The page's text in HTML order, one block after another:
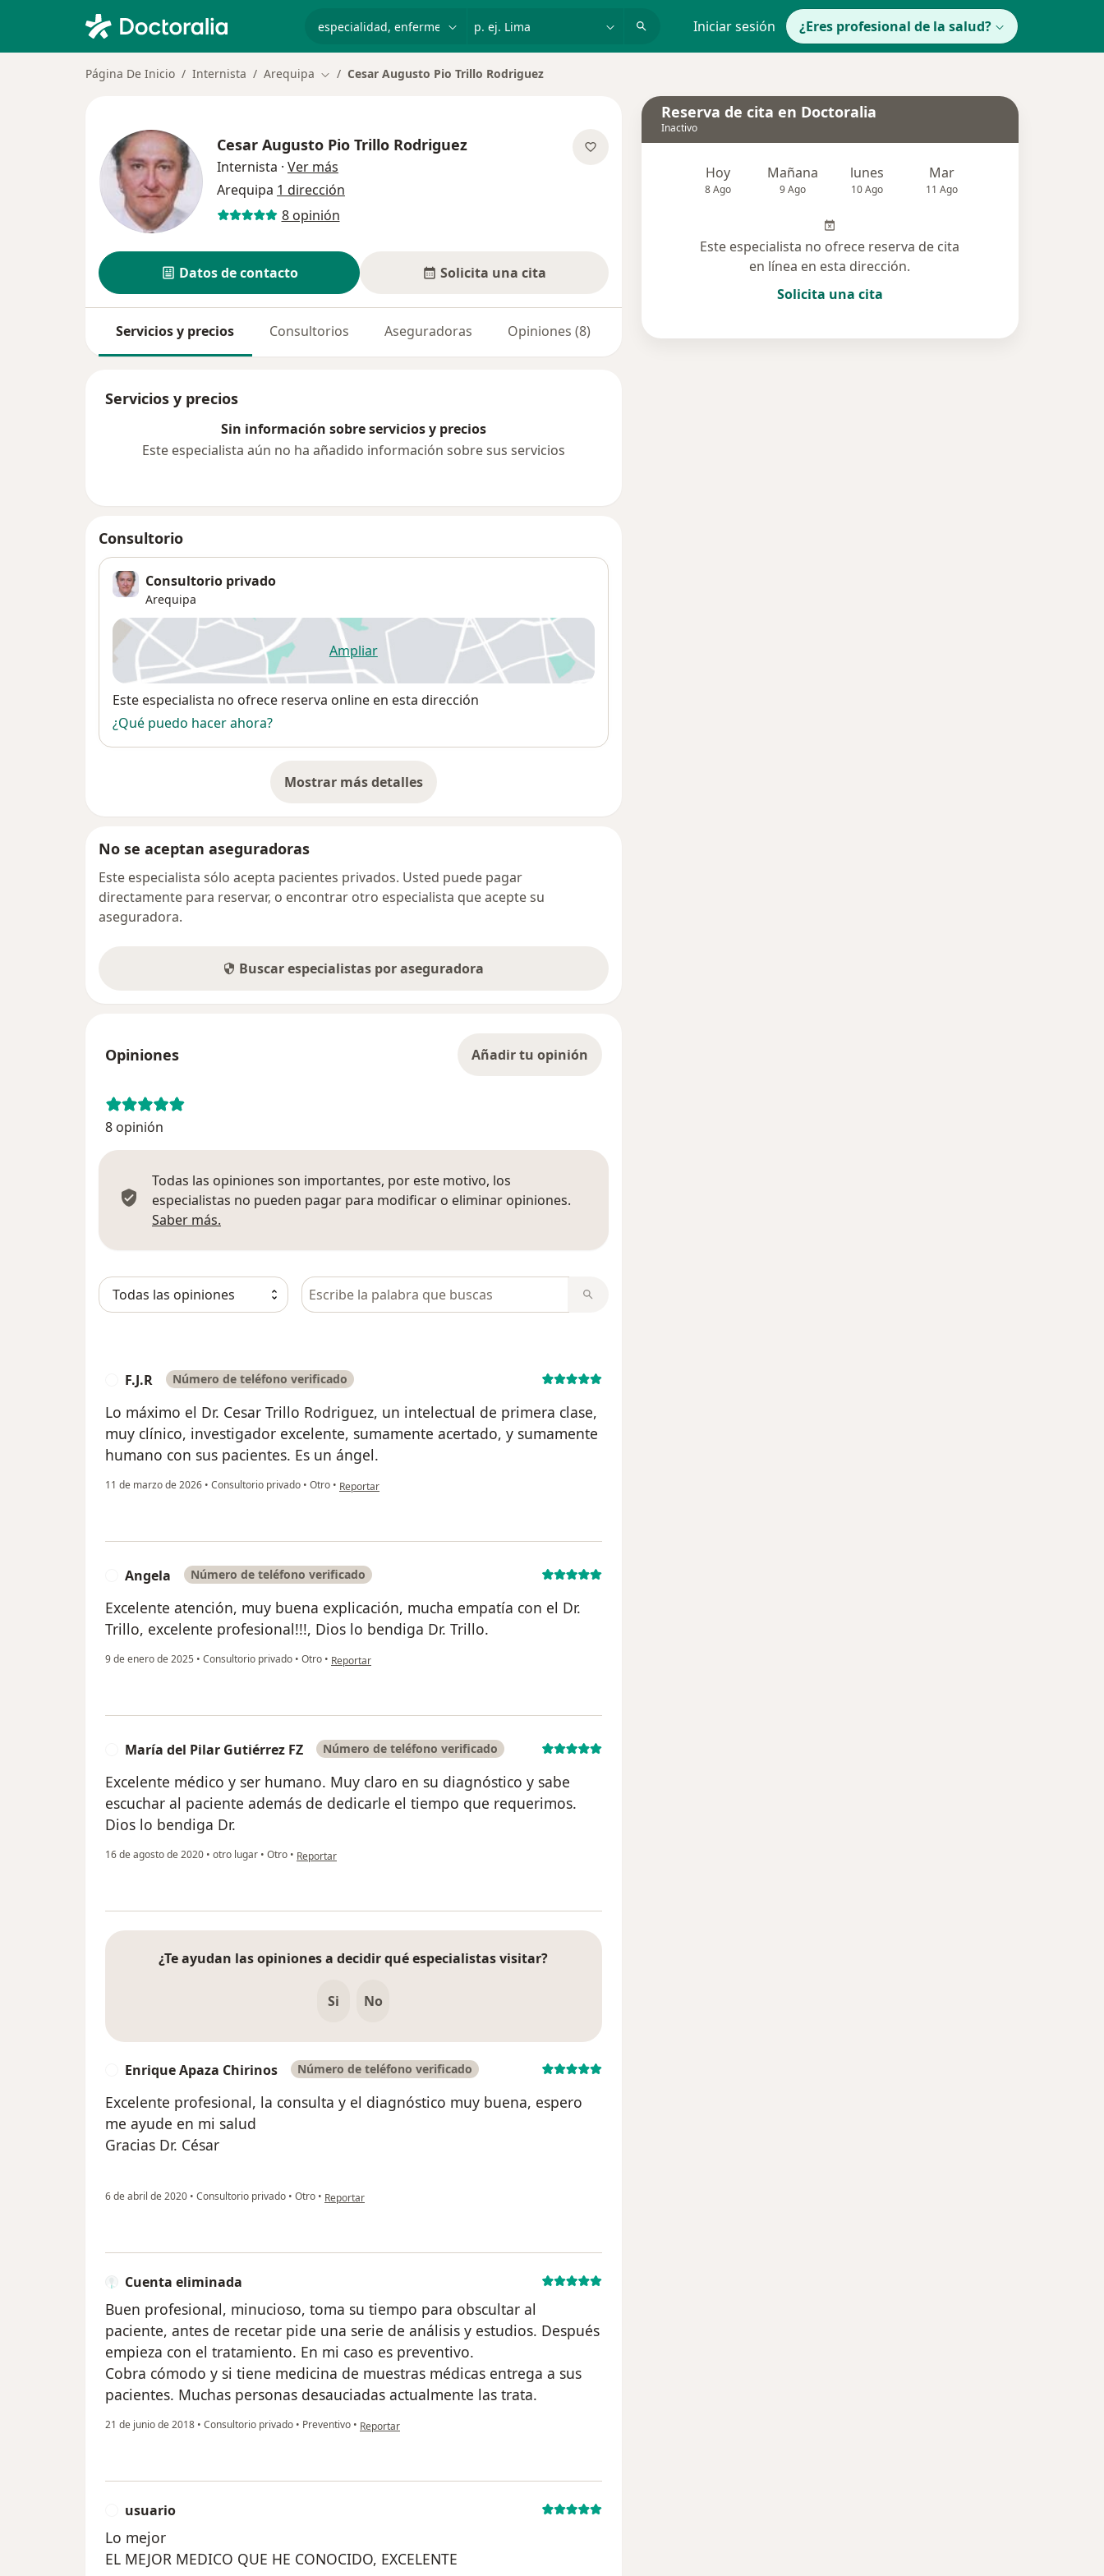
Iniciar sesión ¿Eres profesional de la salud?
Página De Inicio Internista Arequipa Cambiar de ciudad
Cesar Augusto Pio Trillo Rodriguez
Cesar Augusto Pio Trillo Rodriguez
Internista · Ver más
Arequipa 1 dirección
8 opinión
Datos de contacto Solicita una cita
Servicios y precios Consultorios Aseguradoras Opiniones (8)
Servicios y precios
Sin información sobre servicios y precios
Este especialista aún no ha añadido información sobre sus servicios
Consultorio
Consultorio privado
Arequipa
Ampliarse abre en una nueva pestaña
Disponibilidad
Este especialista no ofrece reserva online en esta dirección
¿Qué puedo hacer ahora?
Mostrar más detalles
sobre la dirección
No se aceptan aseguradoras
Este especialista sólo acepta pacientes privados. Usted puede pagar
directamente para reservar, o encontrar otro especialista que acepte su
aseguradora.
Buscar especialistas por aseguradora
Opiniones Añadir tu opinión
8 opinión
Todas las opiniones son importantes, por este motivo, los
especialistas no pueden pagar para modificar o eliminar opiniones.
Saber más.
Busca en opiniones
F.J.R Número de teléfono verificado
Lo máximo el Dr. Cesar Trillo Rodriguez, un intelectual de primera clase,
muy clínico, investigador excelente, sumamente acertado, y sumamente
humano con sus pacientes. Es un ángel.
11 de marzo de 2026 • Consultorio privado • Otro • en opinión del usuario F.J.R
Reportar
Angela Número de teléfono verificado
Excelente atención, muy buena explicación, mucha empatía con el Dr.
Trillo, excelente profesional!!!, Dios lo bendiga Dr. Trillo.
9 de enero de 2025 • Consultorio privado • Otro • en opinión del usuario Angela
Reportar
María del Pilar Gutiérrez FZ Número de teléfono verificado
Excelente médico y ser humano. Muy claro en su diagnóstico y sabe
escuchar al paciente además de dedicarle el tiempo que requerimos.
Dios lo bendiga Dr.
16 de agosto de 2020 • otro lugar • Otro • en opinión del usuario María del Pilar Gutiérrez FZ
Reportar
¿Te ayudan las opiniones a decidir qué especialistas visitar?
Si No
Enrique Apaza Chirinos Número de teléfono verificado
Excelente profesional, la consulta y el diagnóstico muy buena, espero
me ayude en mi salud
Gracias Dr. César
6 de abril de 2020 • Consultorio privado • Otro • en opinión del usuario Enrique Apaza Chirinos
Reportar
Cuenta eliminada
Buen profesional, minucioso, toma su tiempo para obscultar al
paciente, antes de recetar pide una serie de análisis y estudios. Después
empieza con el tratamiento. En mi caso es preventivo.
Cobra cómodo y si tiene medicina de muestras médicas entrega a sus
pacientes. Muchas personas desauciadas actualmente las trata.
21 de junio de 2018 • Consultorio privado • Preventivo • en opinión del usuario Cuenta eliminada
Reportar
usuario
Lo mejor
EL MEJOR MEDICO QUE HE CONOCIDO, EXCELENTE
Reserva de cita en Doctoralia
Inactivo
Hoy
8 Ago
Mañana
9 Ago
lunes
10 Ago
Mar
11 Ago
Este especialista no ofrece reserva de cita
en línea en esta dirección.
Solicita una cita